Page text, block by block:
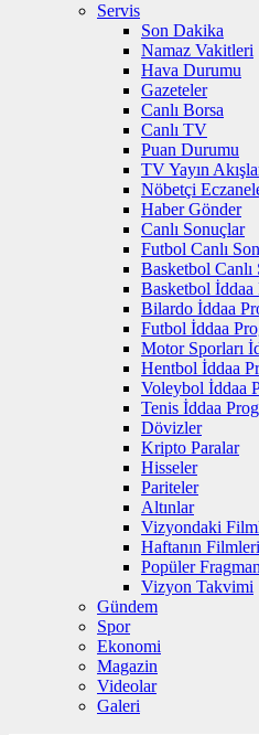
Servis
Son Dakika
Namaz Vakitleri
Hava Durumu
Gazeteler
Canlı Borsa
Canlı TV
Puan Durumu
TV Yayın
Nöbetçi
Haber Gönder
Canlı Sonuçlar
Futbol Canlı
Basketbol Canlı
Basketbol İddaa
Bilardo İddaa
Futbol İddaa
Motor Sporları
Hentbol İddaa
Voleybol İddaa
Tenis İddaa
Dövizler
Kripto Paralar
Hisseler
Pariteler
Altınlar
Vizyondaki
Haftanın Filmleri
Popüler
Vizyon Takvimi
Gündem
Spor
Ekonomi
Magazin
Videolar
Galeri